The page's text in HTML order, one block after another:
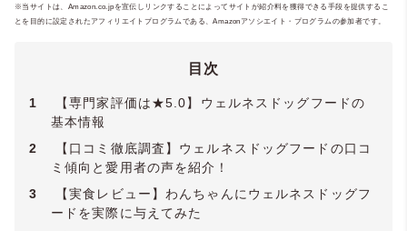
ナーを定期的に開催中。（所属学会：ペッ
ト食育協会 ・獣医麻酔外科学会 ・ 獣医神経
※当サイトは、Amazon.co.jpを宣伝しリンクすることによってサイトが紹介料を獲得できる手段を提供するこ
とを目的に設定されたアフィリエイトプログラムである、Amazonアソシエイト・プログラムの参加者です。
目次
1
【専門家評価は★5.0】ウェルネスドッグフードの
基本情報
2
【口コミ徹底調査】ウェルネスドッグフードの口コ
ミ傾向と愛用者の声を紹介！
3
【実食レビュー】わんちゃんにウェルネスドッグフ
ードを実際に与えてみた